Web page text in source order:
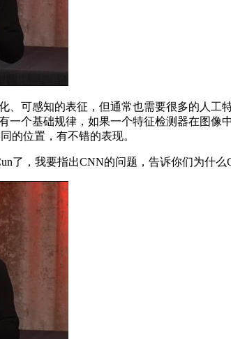
感知的表征，但通常也需要很多的人工
个基础规律，如果一个特征检测器在图像
的位置，有不错的表现。
，我要指出CNN的问题，告诉你们为什么